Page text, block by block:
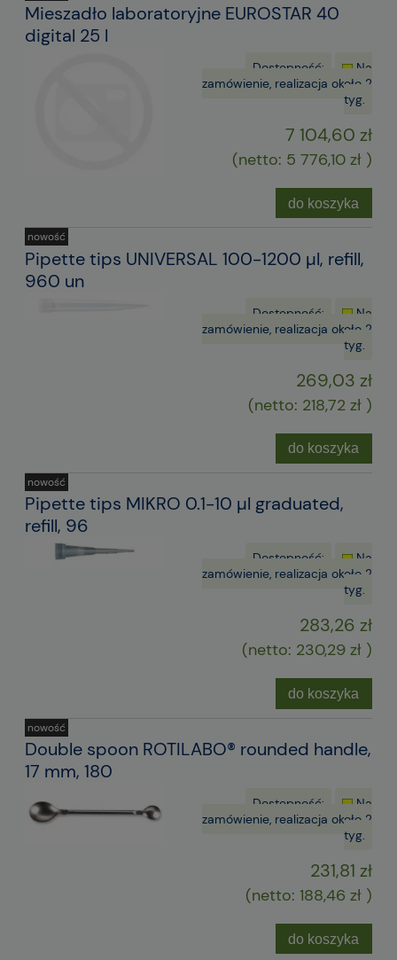
Mieszadło laboratoryjne EUROSTAR 40
digital 25 l
Dostępność:
Na
zamówienie, realizacja około 2
tyg.
7 104,60 zł
(netto: 5 776,10 zł )
do koszyka
Pipette tips UNIVERSAL 100-1200 µl, refill,
960 un
Dostępność:
Na
zamówienie, realizacja około 2
tyg.
269,03 zł
(netto: 218,72 zł )
do koszyka
nowość
Pipette tips MIKRO 0.1-10 µl graduated,
refill, 96
Dostępność:
Na
zamówienie, realizacja około 2
tyg.
283,26 zł
(netto: 230,29 zł )
do koszyka
nowość
Double spoon ROTILABO® rounded handle,
17 mm, 180
Dostępność:
Na
zamówienie, realizacja około 2
tyg.
231,81 zł
(netto: 188,46 zł )
do koszyka
nowość